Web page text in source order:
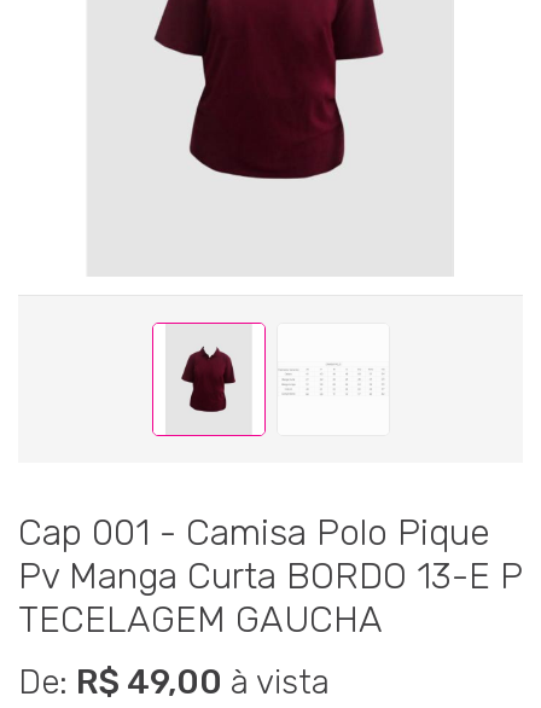
Cap 001 - Camisa Polo Pique
Pv Manga Curta BORDO 13-E P
TECELAGEM GAUCHA
De: R$ 49,00 à vista